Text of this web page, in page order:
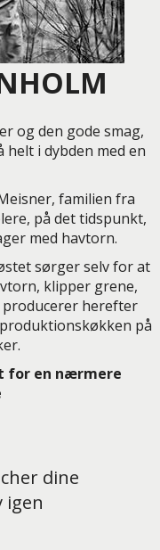
og den gode smag,
i dybden med en
familien fra
på det tidspunkt,
med havtorn.
sørger selv for at
klipper grene,
herefter
på
for en nærmere
dine
igen